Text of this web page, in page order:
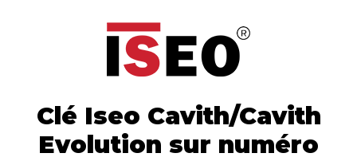
Clé Iseo Cavith/Cavith
Evolution sur numéro